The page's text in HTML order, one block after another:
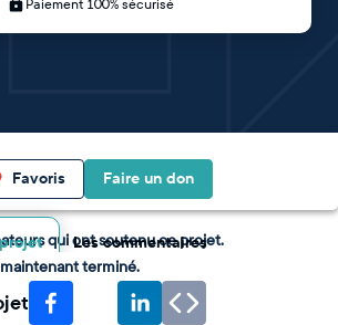
Paiement 100% sécurisé
Favoris Faire un don
Les commentaires
qui ont soutenu ce projet.
terminé.